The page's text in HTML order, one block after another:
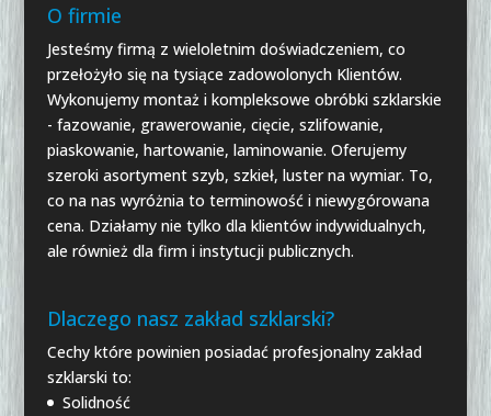
O firmie
Jesteśmy firmą z wieloletnim doświadczeniem, co
przełożyło się na tysiące zadowolonych Klientów.
Wykonujemy montaż i kompleksowe obróbki szklarskie
- fazowanie, grawerowanie, cięcie, szlifowanie,
piaskowanie, hartowanie, laminowanie. Oferujemy
szeroki asortyment szyb, szkieł, luster na wymiar. To,
co na nas wyróżnia to terminowość i niewygórowana
cena. Działamy nie tylko dla klientów indywidualnych,
ale również dla firm i instytucji publicznych.
Dlaczego nasz zakład szklarski?
Cechy które powinien posiadać profesjonalny zakład
szklarski to:
Solidność